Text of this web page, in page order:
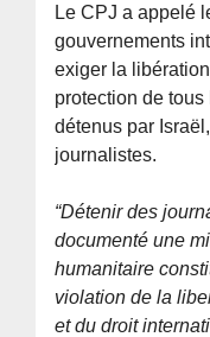
Le CPJ a appelé
gouvernements
exiger la
protection de
détenus par
journalistes.
“Détenir des
documenté une
humanitaire
violation de la
et du droit